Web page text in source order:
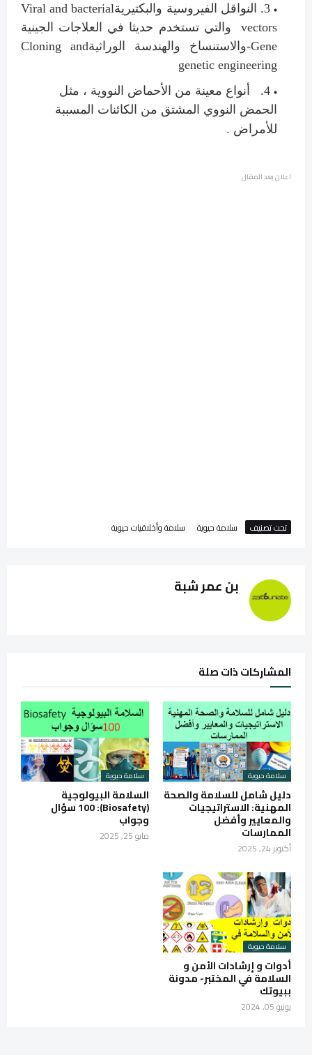
3.
النواقل الفيروسية والبكتيريةViral and bacterial
vectors والتي تستخدم حديثا في العلاجات الجينية
Gene-والاستنساخ والهندسة الوراثيةCloning and
genetic engineering
4.
أنواع معينة من الأحماض النووية ، مثل
الحمض النووي المشتق من الكائنات المسببة
للأمراض .
اعلان بعد المقال
تحت تصنيف سلامة حيوية سلامة وأخلاقيات حيوية
بن عمر شبة
المشاركات ذات صلة
سلامة حيوية
دليل شامل للسلامة والصحة
المهنية: الاستراتيجيات
والمعايير وأفضل
الممارسات
أكتوبر 24, 2025
سلامة حيوية
السلامة البيولوجية
(Biosafety): 100 سؤال
وجواب
مايو 25, 2025
سلامة حيوية
أدوات و إرشادات الأمن و
السلامة في المختبر- مدونة
ببيوتك
يونيو 05, 2024